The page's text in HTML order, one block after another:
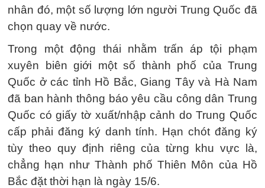
nhân đó, một số lượng lớn người Trung Quốc đã
chọn quay về nước.
Trong một động thái nhằm trấn áp tội phạm
xuyên biên giới một số thành phố của Trung
Quốc ở các tỉnh Hồ Bắc, Giang Tây và Hà Nam
đã ban hành thông báo yêu cầu công dân Trung
Quốc có giấy tờ xuất/nhập cảnh do Trung Quốc
cấp phải đăng ký danh tính. Hạn chót đăng ký
tùy theo quy định riêng của từng khu vực là,
chẳng hạn như Thành phố Thiên Môn của Hồ
Bắc đặt thời hạn là ngày 15/6.